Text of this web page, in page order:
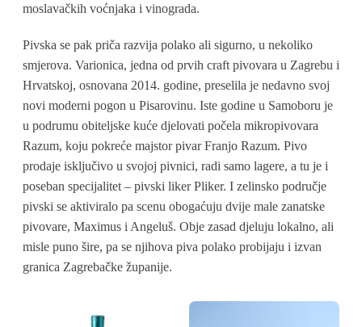
moslavačkih voćnjaka i vinograda.
Pivska se pak priča razvija polako ali sigurno, u nekoliko
smjerova. Varionica, jedna od prvih craft pivovara u Zagrebu i
Hrvatskoj, osnovana 2014. godine, preselila je nedavno svoj
novi moderni pogon u Pisarovinu. Iste godine u Samoboru je
u podrumu obiteljske kuće djelovati počela mikropivovara
Razum, koju pokreće majstor pivar Franjo Razum. Pivo
prodaje isključivo u svojoj pivnici, radi samo lagere, a tu je i
poseban specijalitet – pivski liker Pliker. I zelinsko područje
pivski se aktiviralo pa scenu obogaćuju dvije male zanatske
pivovare, Maximus i Angeluš. Obje zasad djeluju lokalno, ali
misle puno šire, pa se njihova piva polako probijaju i izvan
granica Zagrebačke županije.